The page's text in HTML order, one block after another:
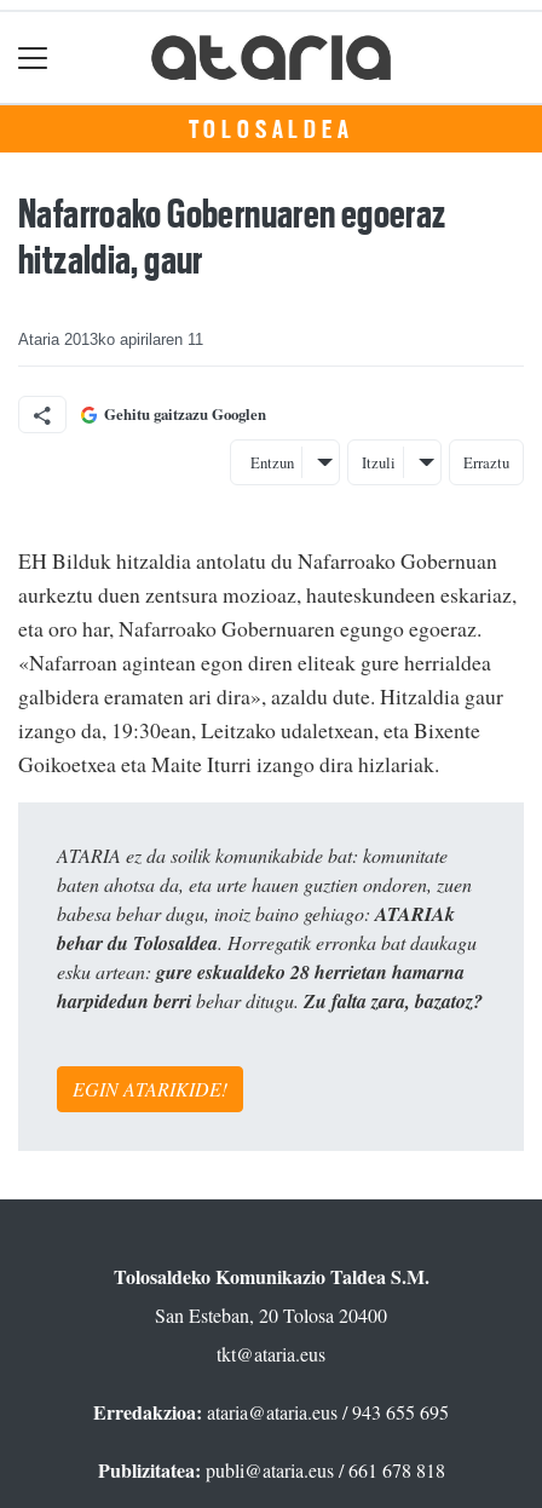
TOLOSALDEA
Nafarroako Gobernuaren egoeraz
hitzaldia, gaur
Ataria 2013ko apirilaren 11
Gehitu gaitzazu Googlen
Entzun Itzuli Erraztu
EH Bilduk hitzaldia antolatu du Nafarroako Gobernuan
aurkeztu duen zentsura mozioaz, hauteskundeen eskariaz,
eta oro har, Nafarroako Gobernuaren egungo egoeraz.
«Nafarroan agintean egon diren eliteak gure herrialdea
galbidera eramaten ari dira», azaldu dute. Hitzaldia gaur
izango da, 19:30ean, Leitzako udaletxean, eta Bixente
Goikoetxea eta Maite Iturri izango dira hizlariak.
ATARIA ez da soilik komunikabide bat: komunitate
baten ahotsa da, eta urte hauen guztien ondoren, zuen
babesa behar dugu, inoiz baino gehiago: ATARIAk
behar du Tolosaldea. Horregatik erronka bat daukagu
esku artean: gure eskualdeko 28 herrietan hamarna
harpidedun berribehar ditugu. Zu falta zara, bazatoz?
EGIN ATARIKIDE!
Tolosaldeko Komunikazio Taldea S.M.
San Esteban, 20 Tolosa 20400
tkt@ataria.eus
Erredakzioa: ataria@ataria.eus/ 943 655 695
Publizitatea: publi@ataria.eus/ 661 678 818